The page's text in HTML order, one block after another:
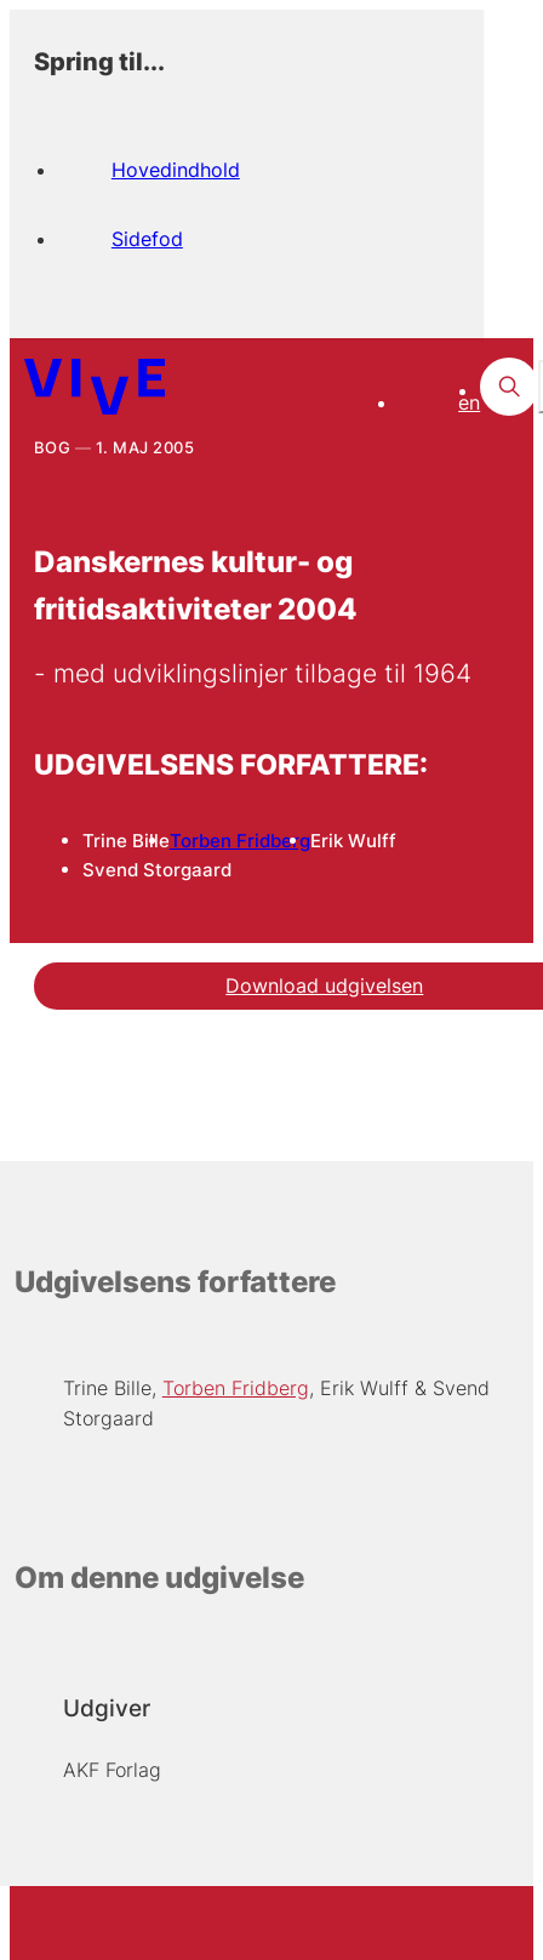
Spring til...
Hovedindhold
Sidefod
en
BOG 1. MAJ 2005
Danskernes kultur- og
fritidsaktiviteter 2004
- med udviklingslinjer tilbage til 1964
UDGIVELSENS FORFATTERE:
Trine BilleTorben FridbergErik Wulff
Svend Storgaard
Download udgivelsen
Udgivelsens forfattere
Trine Bille Torben Fridberg Erik Wulff
Svend
Storgaard
Om denne udgivelse
Udgiver
AKF Forlag